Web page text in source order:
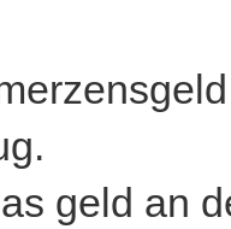
geld an